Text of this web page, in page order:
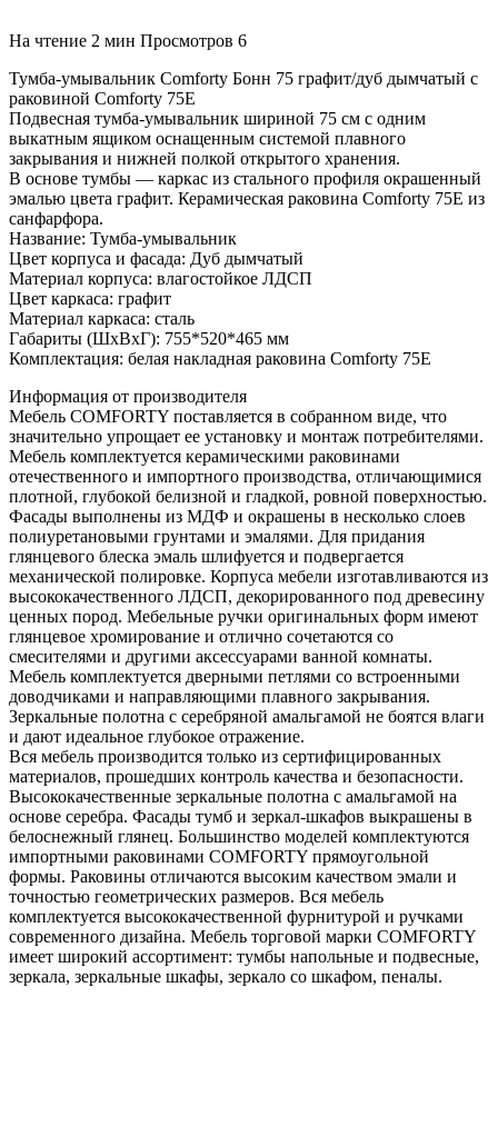
На чтение 2 мин Просмотров 6
Тумба-умывальник Comforty Бонн 75 графит/дуб дымчатый с
раковиной Comforty 75E
Подвесная тумба-умывальник шириной 75 см с одним
выкатным ящиком оснащенным системой плавного
закрывания и нижней полкой открытого хранения.
В основе тумбы — каркас из стального профиля окрашенный
эмалью цвета графит. Керамическая раковина Comforty 75E из
санфарфора.
Название: Тумба-умывальник
Цвет корпуса и фасада: Дуб дымчатый
Материал корпуса: влагостойкое ЛДСП
Цвет каркаса: графит
Материал каркаса: сталь
Габариты (ШхВхГ): 755*520*465 мм
Комплектация: белая накладная раковина Comforty 75E
Информация от производителя
Мебель COMFORTY поставляется в собранном виде, что
значительно упрощает ее установку и монтаж потребителями.
Мебель комплектуется керамическими раковинами
отечественного и импортного производства, отличающимися
плотной, глубокой белизной и гладкой, ровной поверхностью.
Фасады выполнены из МДФ и окрашены в несколько слоев
полиуретановыми грунтами и эмалями. Для придания
глянцевого блеска эмаль шлифуется и подвергается
механической полировке. Корпуса мебели изготавливаются из
высококачественного ЛДСП, декорированного под древесину
ценных пород. Мебельные ручки оригинальных форм имеют
глянцевое хромирование и отлично сочетаются со
смесителями и другими аксессуарами ванной комнаты.
Мебель комплектуется дверными петлями со встроенными
доводчиками и направляющими плавного закрывания.
Зеркальные полотна с серебряной амальгамой не боятся влаги
и дают идеальное глубокое отражение.
Вся мебель производится только из сертифицированных
материалов, прошедших контроль качества и безопасности.
Высококачественные зеркальные полотна с амальгамой на
основе серебра. Фасады тумб и зеркал-шкафов выкрашены в
белоснежный глянец. Большинство моделей комплектуются
импортными раковинами COMFORTY прямоугольной
формы. Раковины отличаются высоким качеством эмали и
точностью геометрических размеров. Вся мебель
комплектуется высококачественной фурнитурой и ручками
современного дизайна. Мебель торговой марки COMFORTY
имеет широкий ассортимент: тумбы напольные и подвесные,
зеркала, зеркальные шкафы, зеркало со шкафом, пеналы.